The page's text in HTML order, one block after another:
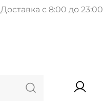
Доставка с 8:00 до 23:00